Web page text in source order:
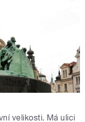
velikosti. Má ulici